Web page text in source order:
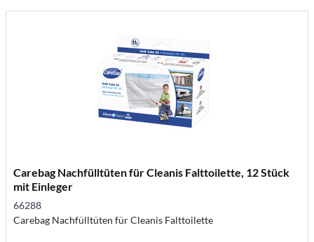
Carebag Nachfülltüten für Cleanis Falttoilette, 12 Stück
mit Einleger
66288
Carebag Nachfülltüten für Cleanis Falttoilette